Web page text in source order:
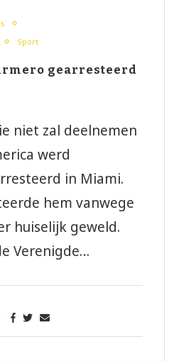
Sport
gearresteerd
niet zal deelnemen
werd
in Miami.
hem vanwege
huiselijk geweld.
Verenigde…